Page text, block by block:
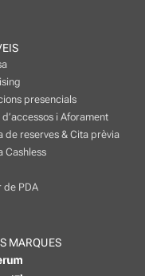
presencials
i Aforament
de reserves & Cita prèvia
Cashless
de PDA
MARQUES